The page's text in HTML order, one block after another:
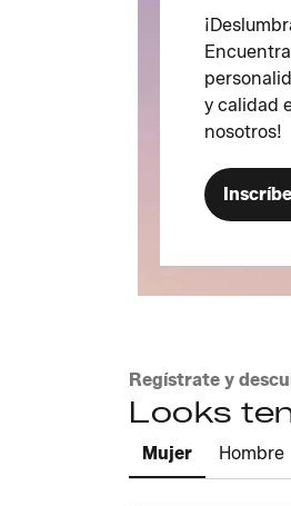
y calidad
nosotros!
Regístrate y
Looks
Mujer Hombre